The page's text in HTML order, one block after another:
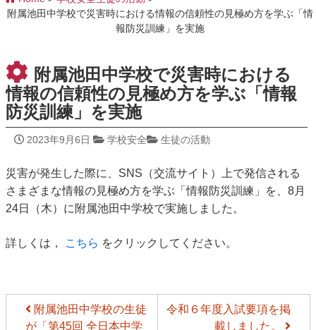
附属池田中学校で災害時における情報の信頼性の見極め方を学ぶ「情
報防災訓練」を実施
附属池田中学校で災害時における
情報の信頼性の見極め方を学ぶ「情報
防災訓練」を実施
2023年9月6日 学校安全 生徒の活動
災害が発生した際に、SNS（交流サイト）上で発信される
さまざまな情報の見極め方を学ぶ「情報防災訓練」を、8月
24日（木）に附属池田中学校で実施しました。
詳しくは， こちら をクリックしてください。
附属池田中学校の生徒
が「第45回 全日本中学
令和６年度入試要項を掲
載しました。